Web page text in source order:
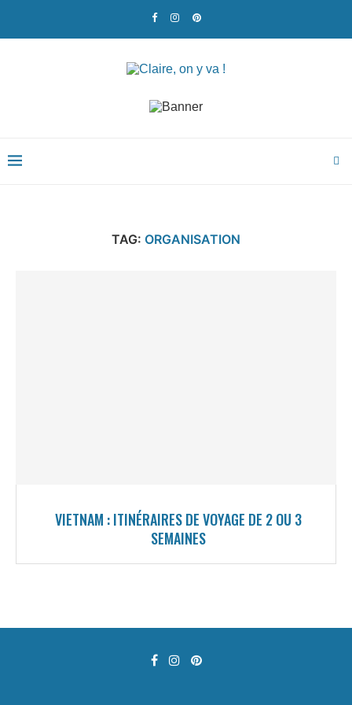
TAG: ORGANISATION
VIETNAM : ITINÉRAIRES DE VOYAGE DE 2 OU 3
SEMAINES